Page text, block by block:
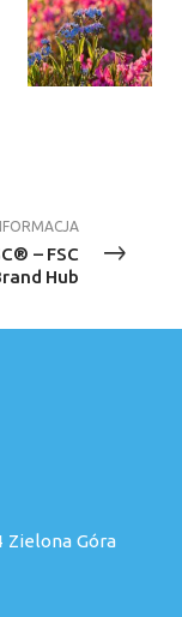
– FSC
Hub
Zielona Góra